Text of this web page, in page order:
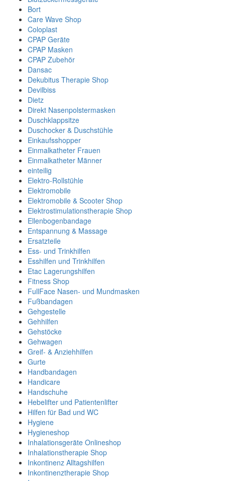
Bort
Care Wave Shop
Coloplast
CPAP Geräte
CPAP Masken
CPAP Zubehör
Dansac
Dekubitus Therapie Shop
Devilbiss
Dietz
Direkt Nasenpolstermasken
Duschklappsitze
Duschocker & Duschstühle
Einkaufsshopper
Einmalkatheter Frauen
Einmalkatheter Männer
einteilig
Elektro-Rollstühle
Elektromobile
Elektromobile & Scooter Shop
Elektrostimulationstherapie Shop
Ellenbogenbandage
Entspannung & Massage
Ersatzteile
Ess- und Trinkhilfen
Esshilfen und Trinkhilfen
Etac Lagerungshilfen
Fitness Shop
FullFace Nasen- und Mundmasken
Fußbandagen
Gehgestelle
Gehhilfen
Gehstöcke
Gehwagen
Greif- & Anziehhilfen
Gurte
Handbandagen
Handicare
Handschuhe
Hebelifter und Patientenlifter
Hilfen für Bad und WC
Hygiene
Hygieneshop
Inhalationsgeräte Onlineshop
Inhalationstherapie Shop
Inkontinenz Alltagshilfen
Inkontinenztherapie Shop